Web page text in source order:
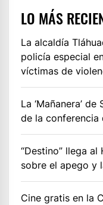
LO MÁS
La alcaldía
policía especial
víctimas de
La ‘Mañanera’
de la conferencia
“Destino” llega
sobre el apego y
Cine gratis en la